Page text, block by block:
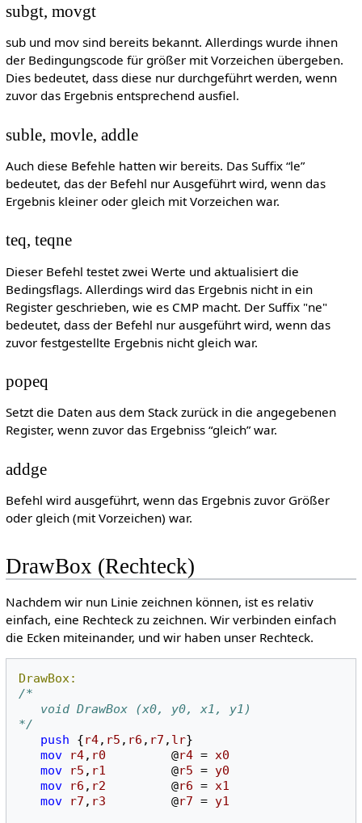
subgt, movgt
sub und mov sind bereits bekannt. Allerdings wurde ihnen
der Bedingungscode für größer mit Vorzeichen übergeben.
Dies bedeutet, dass diese nur durchgeführt werden, wenn
zuvor das Ergebnis entsprechend ausfiel.
suble, movle, addle
Auch diese Befehle hatten wir bereits. Das Suffix “le”
bedeutet, das der Befehl nur Ausgeführt wird, wenn das
Ergebnis kleiner oder gleich mit Vorzeichen war.
teq, teqne
Dieser Befehl testet zwei Werte und aktualisiert die
Bedingsflags. Allerdings wird das Ergebnis nicht in ein
Register geschrieben, wie es CMP macht. Der Suffix "ne"
bedeutet, dass der Befehl nur ausgeführt wird, wenn das
zuvor festgestellte Ergebnis nicht gleich war.
popeq
Setzt die Daten aus dem Stack zurück in die angegebenen
Register, wenn zuvor das Ergebniss “gleich” war.
addge
Befehl wird ausgeführt, wenn das Ergebnis zuvor Größer
oder gleich (mit Vorzeichen) war.
DrawBox (Rechteck)
Nachdem wir nun Linie zeichnen können, ist es relativ
einfach, eine Rechteck zu zeichnen. Wir verbinden einfach
die Ecken miteinander, und wir haben unser Rechteck.
DrawBox:
/*
   void DrawBox (x0, y0, x1, y1)
*/
push
{r4, r5 , r6 , r7 , lr}
mov
r4, r0 @r4 = x0
mov
r5 , r1 @r5 = y0
mov
r6 , r2 @r6 = x1
mov
r7 , r3 @r7 = y1